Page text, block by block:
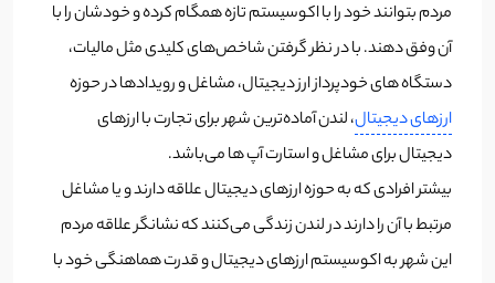
مردم بتوانند خود را با اکوسیستم تازه همگام کرده و خودشان را با
آن وفق دهند. با در نظر گرفتن شاخص‌های کلیدی مثل مالیات،
دستگاه های خودپرداز ارز دیجیتال، مشاغل و رویدادها در حوزه
ارزهای دیجیتال، لندن آماده‌ترین شهر برای تجارت با ارز‌های
دیجیتال برای مشاغل و استارت آپ ها می‌باشد.
بیشتر افرادی که به حوزه ارزهای دیجیتال علاقه دارند و یا مشاغل
مرتبط با آن را دارند در لندن زندگی می‌کنند که نشانگر علاقه مردم
این شهر به اکوسیستم ارزهای دیجیتال و قدرت هماهنگی خود با